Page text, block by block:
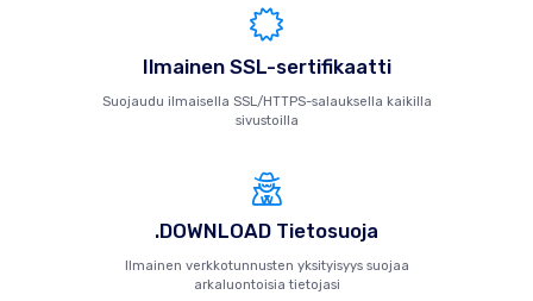
Ilmainen SSL-sertifikaatti
Suojaudu ilmaisella SSL/HTTPS-salauksella kaikilla
sivustoilla
.DOWNLOAD Tietosuoja
Ilmainen verkkotunnusten yksityisyys suojaa
arkaluontoisia tietojasi